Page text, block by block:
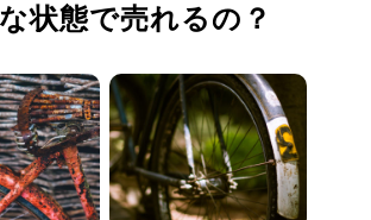
状態で売れるの？